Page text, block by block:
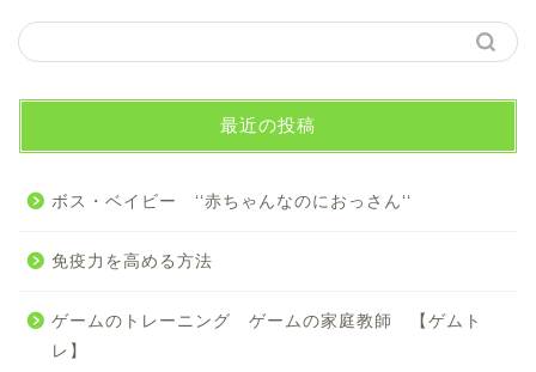
最近の投稿
ボス・ベイビー ‘‘赤ちゃんなのにおっさん‘‘
免疫力を高める方法
ゲームのトレーニング ゲームの家庭教師 【ゲムト
レ】